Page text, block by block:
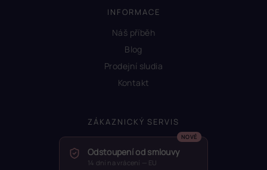
INFORMACE
Náš příběh
Blog
Prodejní sludia
Kontakt
ZÁKAZNICKÝ SERVIS
Odstoupení od smlouvy
14 dní na vrácení — EU